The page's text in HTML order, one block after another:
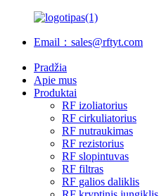
Email：sales@rftyt.com
Pradžia
Apie mus
Produktai
RF izoliatorius
RF cirkuliatorius
RF nutraukimas
RF rezistorius
RF slopintuvas
RF filtras
RF galios daliklis